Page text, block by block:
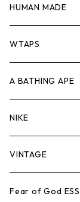
ジャケット
パンツ
キャップ・ハット
バッグ
シューズ
小物
シャツ
ジャケット
パンツ
キャップ・ハット
バッグ
シューズ
スウェット/ニット
シャツ
ジャケット
パンツ
キャップ・ハット
バッグ
ロンTEE
スウェット/ニット
シャツ
ジャケット
パンツ
キャップ・ハット
Tシャツ
ロンTEE
スウェット/ニット
シャツ
ジャケット
パンツ
HUMAN MADE
Tシャツ
ロンT
スウェット/ニット
シャツ
ジャケット
WTAPS
Tシャツ
ロンTEE
スウェット/ニット
シャツ
A BATHING APE
Tシャツ
ロンTEE
スウェット/ニッ
NIKE
シューズ
AIR JORDAN 1
アパレル・小物
VINTAGE
Tシャツ
Fear of God